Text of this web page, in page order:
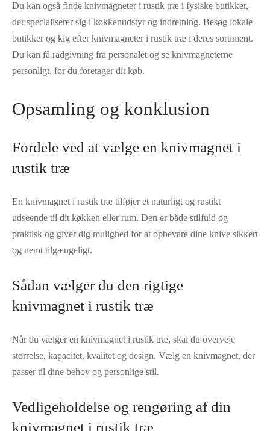
Du kan også finde knivmagneter i rustik træ i fysiske butikker,
der specialiserer sig i køkkenudstyr og indretning. Besøg lokale
butikker og kig efter knivmagneter i rustik træ i deres sortiment.
Du kan få rådgivning fra personalet og se knivmagneterne
personligt, før du foretager dit køb.
Opsamling og konklusion
Fordele ved at vælge en knivmagnet i
rustik træ
En knivmagnet i rustik træ tilføjer et naturligt og rustikt
udseende til dit køkken eller rum. Den er både stilfuld og
praktisk og giver dig mulighed for at opbevare dine knive sikkert
og nemt tilgængeligt.
Sådan vælger du den rigtige
knivmagnet i rustik træ
Når du vælger en knivmagnet i rustik træ, skal du overveje
størrelse, kapacitet, kvalitet og design. Vælg en knivmagnet, der
passer til dine behov og personlige stil.
Vedligeholdelse og rengøring af din
knivmagnet i rustik træ